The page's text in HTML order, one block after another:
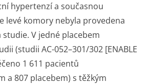
hypertenzí a současnou
levé komory nebyla provedena
studie. V jedné placebem
(studii AC-052–301/302 [ENABLE
1 611 pacientů
a 807 placebem) s těžkým